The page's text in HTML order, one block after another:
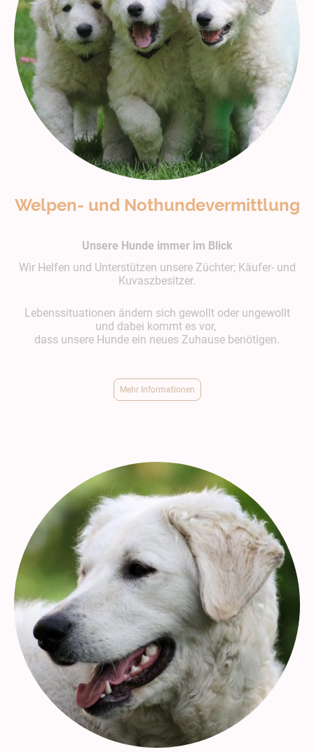
Welpen- und Nothundevermittlung
Unsere Hunde immer im Blick
Wir Helfen und Unterstützen unsere Züchter; Käufer- und
Kuvaszbesitzer.
Lebenssituationen ändern sich gewollt oder ungewollt
und dabei kommt es vor,
dass unsere Hunde ein neues Zuhause benötigen.
Mehr Informationen